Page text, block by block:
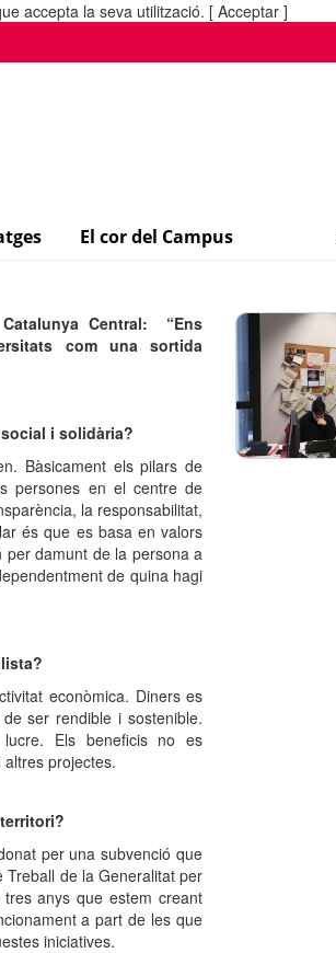
accepta la seva utilització. [ Acceptar ]
El cor del Campus
Central:
“Ens
com una sortida
i solidària?
Bàsicament els pilars de
persones en el centre de
la responsabilitat,
és que es basa en valors
damunt de la persona a
de quina hagi
econòmica. Diners es
ser rendible i sostenible.
lucre. Els beneficis no es
projectes.
per una subvenció que
Treball de la Generalitat per
anys que estem creant
a part de les que
iniciatives.